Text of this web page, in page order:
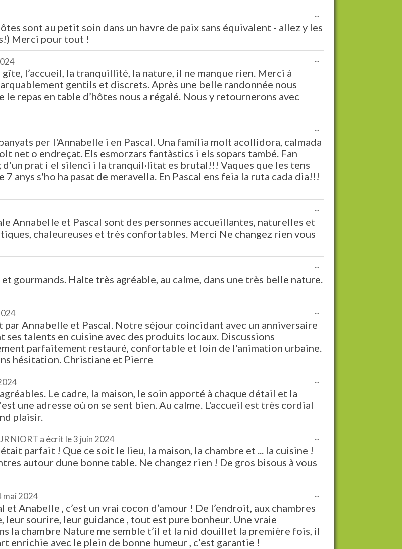
sont au petit soin dans un havre de paix sans équivalent - allez y les
Merci pour tout !
...
boîte
l’accueil, la tranquillité, la nature, il ne manque rien. Merci à
gentils et discrets. Après une belle randonnée nous
le repas en table d’hôtes nous a régalé. Nous y retournerons avec
...
per l'Annabelle i en Pascal. Una família molt acollidora, calmada
net o endreçat. Els esmorzars fantàstics i els sopars també. Fan
prat i el silenci i la tranquil·litat es brutal!!! Vaques que les tens
anys s'ho ha pasat de meravella. En Pascal ens feia la ruta cada dia!!!
...
boîte
Annabelle et Pascal sont des personnes accueillantes, naturelles et
chaleureuses et très confortables. Merci Ne changez rien vous
...
gourmands. Halte très agréable, au calme, dans une très belle nature.
...
boîte
Annabelle et Pascal. Notre séjour coincidant avec un anniversaire
talents en cuisine avec des produits locaux. Discussions
parfaitement restauré, confortable et loin de l'animation urbaine.
hésitation. Christiane et Pierre
...
Le cadre, la maison, le soin apporté à chaque détail et la
une adresse où on se sent bien. Au calme. L'accueil est très cordial
plaisir.
...
NIORT a écrit le3 juin 2024
parfait ! Que ce soit le lieu, la maison, la chambre et ... la cuisine !
autour dune bonne table. Ne changez rien ! De gros bisous à vous
...
mai 2024
Anabelle , c’est un vrai cocon d’amour ! De l’endroit, aux chambres
sourire, leur guidance , tout est pure bonheur. Une vraie
la chambre Nature me semble t’il et la nid douillet la première fois, il
enrichie avec le plein de bonne humeur , c’est garantie !
...